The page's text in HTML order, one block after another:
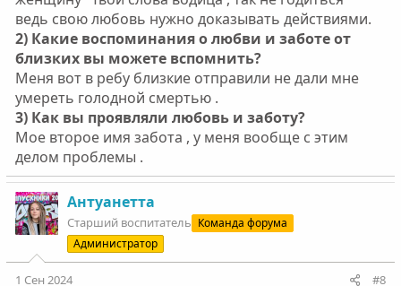
ведь свою любовь нужно доказывать действиями.
2) Какие воспоминания о любви и заботе от
близких вы можете вспомнить?
Меня вот в ребу близкие отправили не дали мне
умереть голодной смертью .
3) Как вы проявляли любовь и заботу?
Мое второе имя забота , у меня вообще с этим
делом проблемы .
Антуанетта
Старший воспитатель Команда форума
Администратор
1 Сен 2024 #8